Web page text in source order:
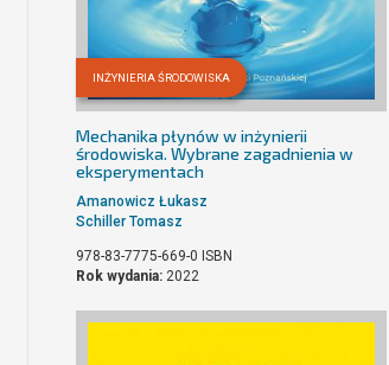
INŻYNIERIA ŚRODOWISKA
Mechanika płynów w inżynierii
środowiska. Wybrane zagadnienia w
eksperymentach
Amanowicz Łukasz
Schiller Tomasz
978-83-7775-669-0 ISBN
Rok wydania: 2022